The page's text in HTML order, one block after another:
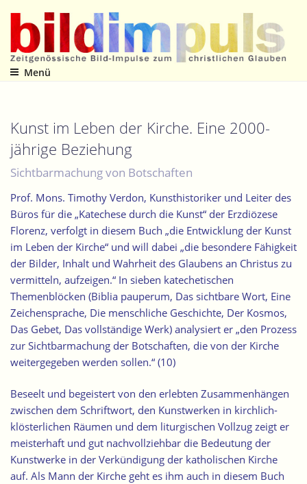
Inhalt
springen
Zeitgenössische Bild-Impulse zum christlichen Glauben
Menü
Kunst im Leben der Kirche. Eine 2000-
jährige Beziehung
Sichtbarmachung von Botschaften
Prof. Mons. Timothy Verdon, Kunsthistoriker und Leiter des
Büros für die „Katechese durch die Kunst“ der Erzdiözese
Florenz, verfolgt in diesem Buch „die Entwicklung der Kunst
im Leben der Kirche“ und will dabei „die besondere Fähigkeit
der Bilder, Inhalt und Wahrheit des Glaubens an Christus zu
vermitteln, aufzeigen.“ In sieben katechetischen
Themenblöcken (Biblia pauperum, Das sichtbare Wort, Eine
Zeichensprache, Die menschliche Geschichte, Der Kosmos,
Das Gebet, Das vollständige Werk) analysiert er „den Prozess
zur Sichtbarmachung der Botschaften, die von der Kirche
weitergegeben werden sollen.“ (10)
Beseelt und begeistert von den erlebten Zusammenhängen
zwischen dem Schriftwort, den Kunstwerken in kirchlich-
klösterlichen Räumen und dem liturgischen Vollzug zeigt er
meisterhaft und gut nachvollziehbar die Bedeutung der
Kunstwerke in der Verkündigung der katholischen Kirche
auf. Als Mann der Kirche geht es ihm auch in diesem Buch